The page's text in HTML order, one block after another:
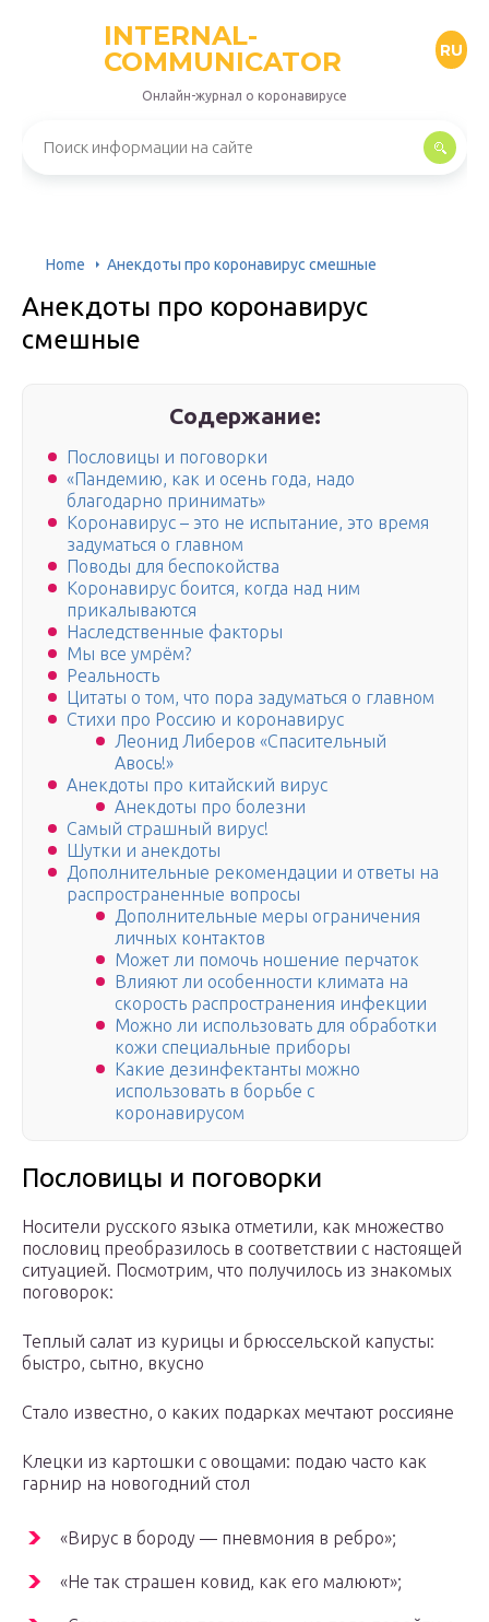
INTERNAL-
COMMUNICATOR
RU
Онлайн-журнал о коронавирусе
Home Анекдоты про коронавирус смешные
Анекдоты про коронавирус
смешные
Содержание:
Пословицы и поговорки
«Пандемию, как и осень года, надо
благодарно принимать»
Коронавирус – это не испытание, это время
задуматься о главном
Поводы для беспокойства
Коронавирус боится, когда над ним
прикалываются
Наследственные факторы
Мы все умрём?
Реальность
Цитаты о том, что пора задуматься о главном
Стихи про Россию и коронавирус
Леонид Либеров «Спасительный
Авось!»
Анекдоты про китайский вирус
Анекдоты про болезни
Самый страшный вирус!
Шутки и анекдоты
Дополнительные рекомендации и ответы на
распространенные вопросы
Дополнительные меры ограничения
личных контактов
Может ли помочь ношение перчаток
Влияют ли особенности климата на
скорость распространения инфекции
Можно ли использовать для обработки
кожи специальные приборы
Какие дезинфектанты можно
использовать в борьбе с
коронавирусом
Пословицы и поговорки
Носители русского языка отметили, как множество
пословиц преобразилось в соответствии с настоящей
ситуацией. Посмотрим, что получилось из знакомых
поговорок:
Теплый салат из курицы и брюссельской капусты:
быстро, сытно, вкусно
Стало известно, о каких подарках мечтают россияне
Клецки из картошки с овощами: подаю часто как
гарнир на новогодний стол
«Вирус в бороду — пневмония в ребро»;
«Не так страшен ковид, как его малюют»;